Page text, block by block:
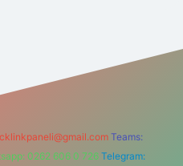
Teams:
0262 606 0 726 Telegram: